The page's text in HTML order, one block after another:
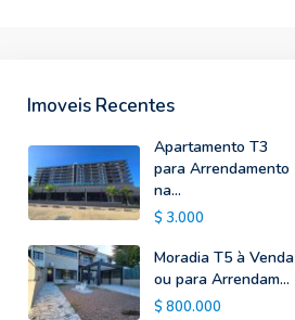
Imoveis Recentes
Apartamento T3
para Arrendamento
na...
$ 3.000
Moradia T5 à Venda
ou para Arrendam...
$ 800.000